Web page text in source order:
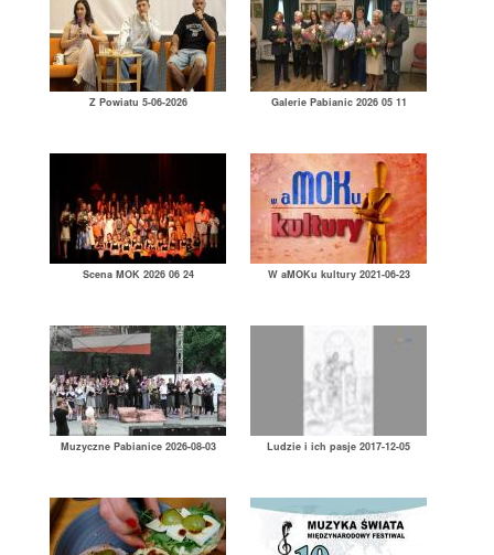
Z Powiatu 5-06-2026 Galerie Pabianic 2026 05 11
Scena MOK 2026 06 24 W aMOKu kultury 2021-06-23
Muzyczne Pabianice 2026-08-03 Ludzie i ich pasje 2017-12-05